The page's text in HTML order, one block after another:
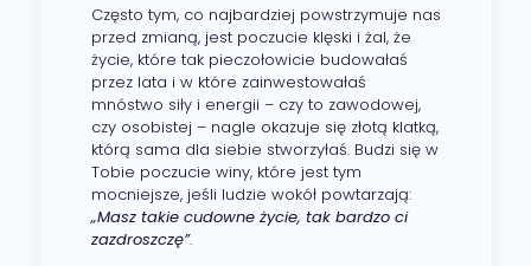
Często tym, co najbardziej powstrzymuje nas
przed zmianą, jest poczucie klęski i żal, że
życie, które tak pieczołowicie budowałaś
przez lata i w które zainwestowałaś
mnóstwo siły i energii – czy to zawodowej,
czy osobistej – nagle okazuje się złotą klatką,
którą sama dla siebie stworzyłaś. Budzi się w
Tobie poczucie winy, które jest tym
mocniejsze, jeśli ludzie wokół powtarzają:
„Masz takie cudowne życie, tak bardzo ci
zazdroszczę”.